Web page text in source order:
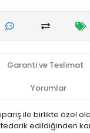
Garanti ve Teslimat
Yorumlar
ile birlikte özel
tedarik edildiğinden